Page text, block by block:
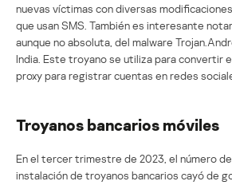
nuevas víctimas con diversas
que usan SMS. También es interesante
aunque no absoluta, del malware
India. Este troyano se utiliza para convertir
proxy para registrar cuentas en redes
Troyanos bancarios móviles
En el tercer trimestre de 2023, el número
instalación de troyanos bancarios cayó de